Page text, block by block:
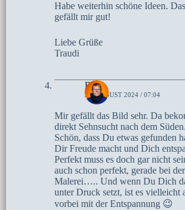
Habe weiterhin schöne Ideen.
gefällt mir gut!
Liebe Grüße
Traudi
Birte
27. AUGUST 2024 / 07:04
Mir gefällt das Bild sehr. Da
direkt Sehnsucht nach dem Süden.
Schön, dass Du etwas gefunden
Dir Freude macht und Dich
Perfekt muss es doch gar nicht
auch schon perfekt, gerade bei der
Malerei….. Und wenn Du Dich
unter Druck setzt, ist es vielleicht
vorbei mit der Entspannung 😉